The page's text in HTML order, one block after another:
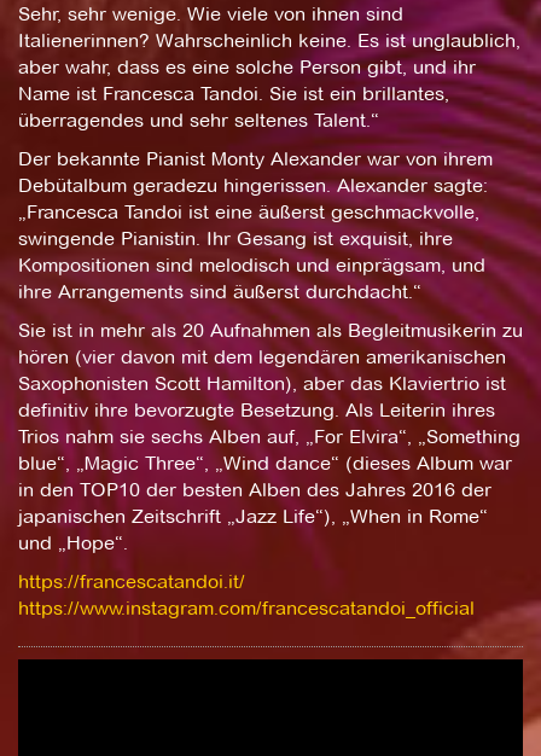
Sehr, sehr wenige. Wie viele von ihnen sind
Italienerinnen? Wahrscheinlich keine. Es ist unglaublich,
aber wahr, dass es eine solche Person gibt, und ihr
Name ist Francesca Tandoi. Sie ist ein brillantes,
überragendes und sehr seltenes Talent.“
Der bekannte Pianist Monty Alexander war von ihrem
Debütalbum geradezu hingerissen. Alexander sagte:
„Francesca Tandoi ist eine äußerst geschmackvolle,
swingende Pianistin. Ihr Gesang ist exquisit, ihre
Kompositionen sind melodisch und einprägsam, und
ihre Arrangements sind äußerst durchdacht.“
Sie ist in mehr als 20 Aufnahmen als Begleitmusikerin zu
hören (vier davon mit dem legendären amerikanischen
Saxophonisten Scott Hamilton), aber das Klaviertrio ist
definitiv ihre bevorzugte Besetzung. Als Leiterin ihres
Trios nahm sie sechs Alben auf, „For Elvira“, „Something
blue“, „Magic Three“, „Wind dance“ (dieses Album war
in den TOP10 der besten Alben des Jahres 2016 der
japanischen Zeitschrift „Jazz Life“), „When in Rome“
und „Hope“.
https://francescatandoi.it/
https://www.instagram.com/francescatandoi_official